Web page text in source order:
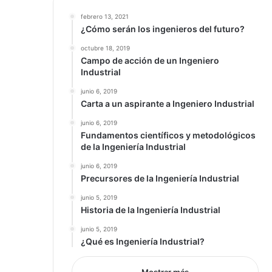
febrero 13, 2021
¿Cómo serán los ingenieros del futuro?
octubre 18, 2019
Campo de acción de un Ingeniero
Industrial
junio 6, 2019
Carta a un aspirante a Ingeniero Industrial
junio 6, 2019
Fundamentos científicos y metodológicos
de la Ingeniería Industrial
junio 6, 2019
Precursores de la Ingeniería Industrial
junio 5, 2019
Historia de la Ingeniería Industrial
junio 5, 2019
¿Qué es Ingeniería Industrial?